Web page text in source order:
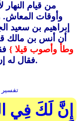
من قيام
وأوقات المعاش.
إبراهيم بن سعيد
أن أنس بن مالك
وطأ وأصوب قيلا }
فقال له إن أصوب وأقوم وأهيأ وأشباه هذا واحد.
تفسير
إِنَّ لَكَ فِي